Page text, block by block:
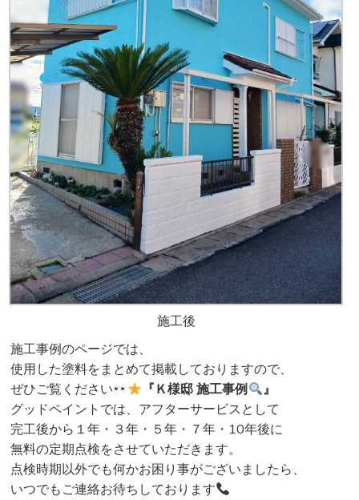
施工後
施工事例のページでは、
使用した塗料をまとめて掲載しておりますので、
ぜひご覧ください
『Ｋ様邸 施工事例
』
グッドペイントでは、アフターサービスとして
完工後から１年・３年・５年・７年・10年後に
無料の定期点検をさせていただきます。
点検時期以外でも何かお困り事がございましたら、
いつでもご連絡お待ちしております